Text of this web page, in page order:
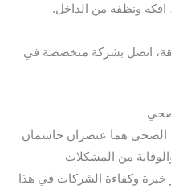
افكه ونظفه من الداخل.
اتصل بشركة متخصصة في
الصحي هما عنصران حاسمان
من المشكلات
خبرة وكفاءة الشركات في هذا